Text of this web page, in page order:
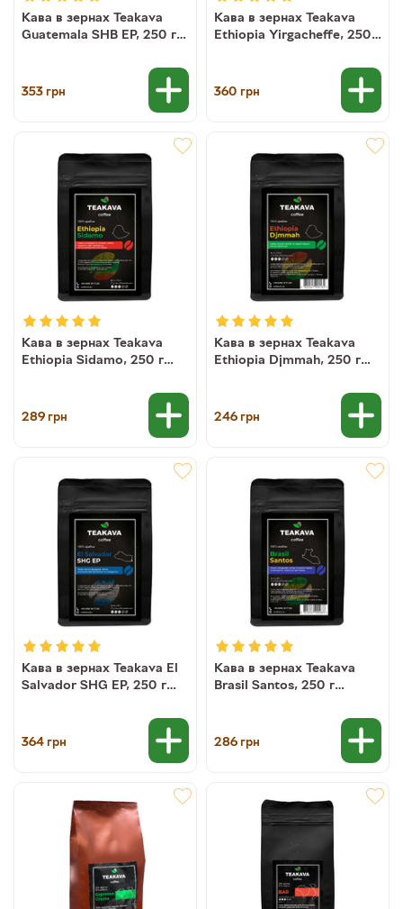
Кава в зернах Teakava
Guatemala SHB EP, 250 г
353грн
Кава в зернах Teakava
Ethiopia Yirgacheffe, 250 г
360 грн
Кава в зернах Teakava
Ethiopia Sidamo, 250 г
289грн
Кава в зернах Teakava
Ethiopia Djmmah, 250 г
246грн
Кава в зернах Teakava El
Salvador SHG EP, 250 г
364грн
Кава в зернах Teakava
Brasil Santos, 250 г
286грн